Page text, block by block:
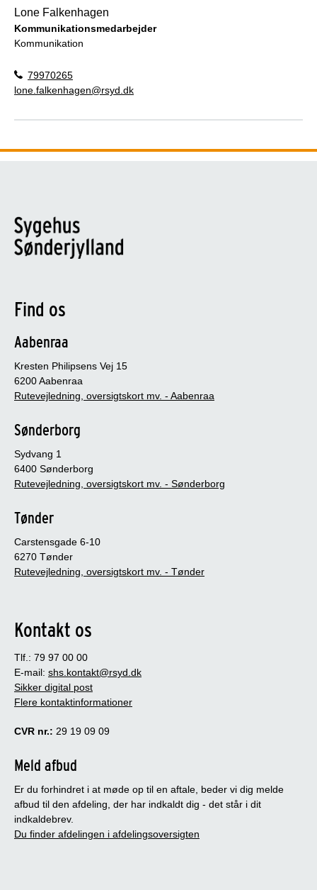
Lone Falkenhagen
Kommunikationsmedarbejder
Kommunikation
79970265
lone.falkenhagen@rsyd.dk
Find os
Aabenraa
Kresten Philipsens Vej 15
6200 Aabenraa
Rutevejledning, oversigtskort mv. - Aabenraa
Sønderborg
Sydvang 1
6400 Sønderborg
Rutevejledning, oversigtskort mv. - Sønderborg
Tønder
Carstensgade 6-10
6270 Tønder
Rutevejledning, oversigtskort mv. - Tønder
Kontakt os
Tlf.: 79 97 00 00
E-mail: shs.kontakt@rsyd.dk
Sikker digital post
Flere kontaktinformationer
CVR nr.: 29 19 09 09
Meld afbud
Er du forhindret i at møde op til en aftale, beder vi dig melde
afbud til den afdeling, der har indkaldt dig - det står i dit
indkaldebrev.
Du finder afdelingen i afdelingsoversigten